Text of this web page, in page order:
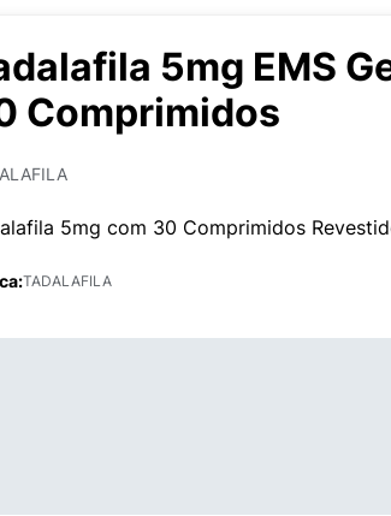
5mg EMS
Comprimidos
5mg com 30 Comprimidos
TADALAFILA